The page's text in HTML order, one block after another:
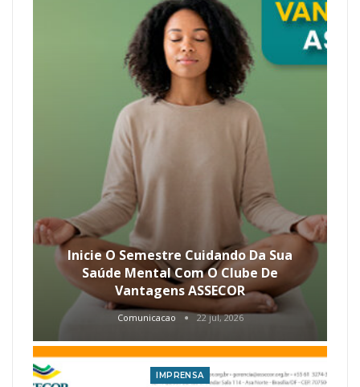
Inicie O Semestre Cuidando Da Sua
Saúde Mental Com O Clube De
Vantagens ASSECOR
Comunicacao 22 jul, 2026
IMPRENSA